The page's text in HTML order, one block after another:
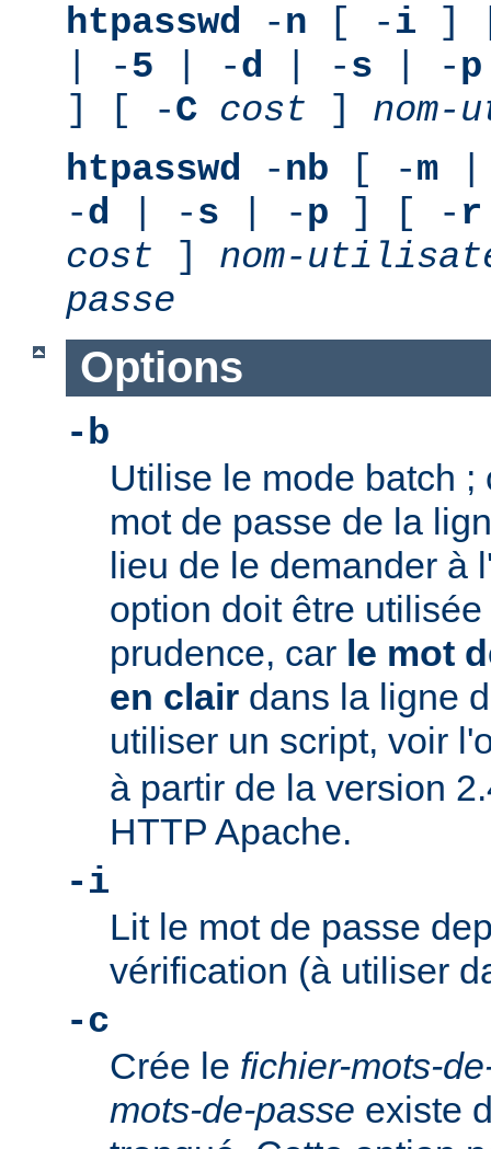
htpasswd -n [ -i ]
| -5 | -d | -s | -p
] [ -C cost ]
htpasswd -nb [ -m
-d | -s | -p ] [ - r
cost ] nom-
passe
Options
-b
Utilise le mode batch
mot de passe de la
lieu de le demander à
option doit être
prudence, car le mot
en clair dans la ligne
utiliser un script, voir
à partir de la version
HTTP Apache.
-i
Lit le mot de passe
vérification (à utiliser
-c
Crée le fichier-mots-
mots-de-passe existe